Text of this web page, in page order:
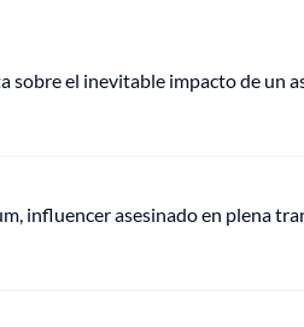
sobre el inevitable impacto de un
influencer asesinado en plena